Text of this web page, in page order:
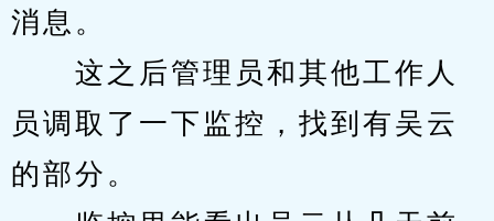
消息。
这之后管理员和其他工作人
员调取了一下监控，找到有吴云
的部分。